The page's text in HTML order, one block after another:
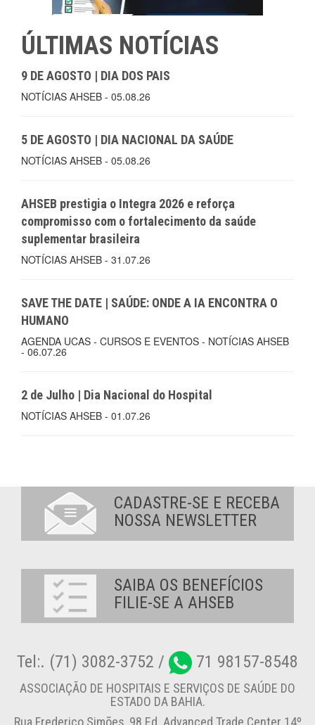
ÚLTIMAS NOTÍCIAS
9 DE AGOSTO | DIA DOS PAIS
NOTÍCIAS AHSEB - 05.08.26
5 DE AGOSTO | DIA NACIONAL DA SAÚDE
NOTÍCIAS AHSEB - 05.08.26
AHSEB prestigia o Integra 2026 e reforça
compromisso com o fortalecimento da saúde
suplementar brasileira
NOTÍCIAS AHSEB - 31.07.26
SAVE THE DATE | SAÚDE: ONDE A IA ENCONTRA O
HUMANO
AGENDA UCAS - CURSOS E EVENTOS - NOTÍCIAS AHSEB
- 06.07.26
2 de Julho | Dia Nacional do Hospital
NOTÍCIAS AHSEB - 01.07.26
CADASTRE-SE E RECEBA
NOSSA NEWSLETTER
SAIBA OS BENEFÍCIOS
FILIE-SE A AHSEB
Tel:. (71) 3082-3752 / 71 98157-8548
ASSOCIAÇÃO DE HOSPITAIS E SERVIÇOS DE SAÚDE DO
ESTADO DA BAHIA.
Rua Frederico Simões, 98 Ed. Advanced Trade Center 14º